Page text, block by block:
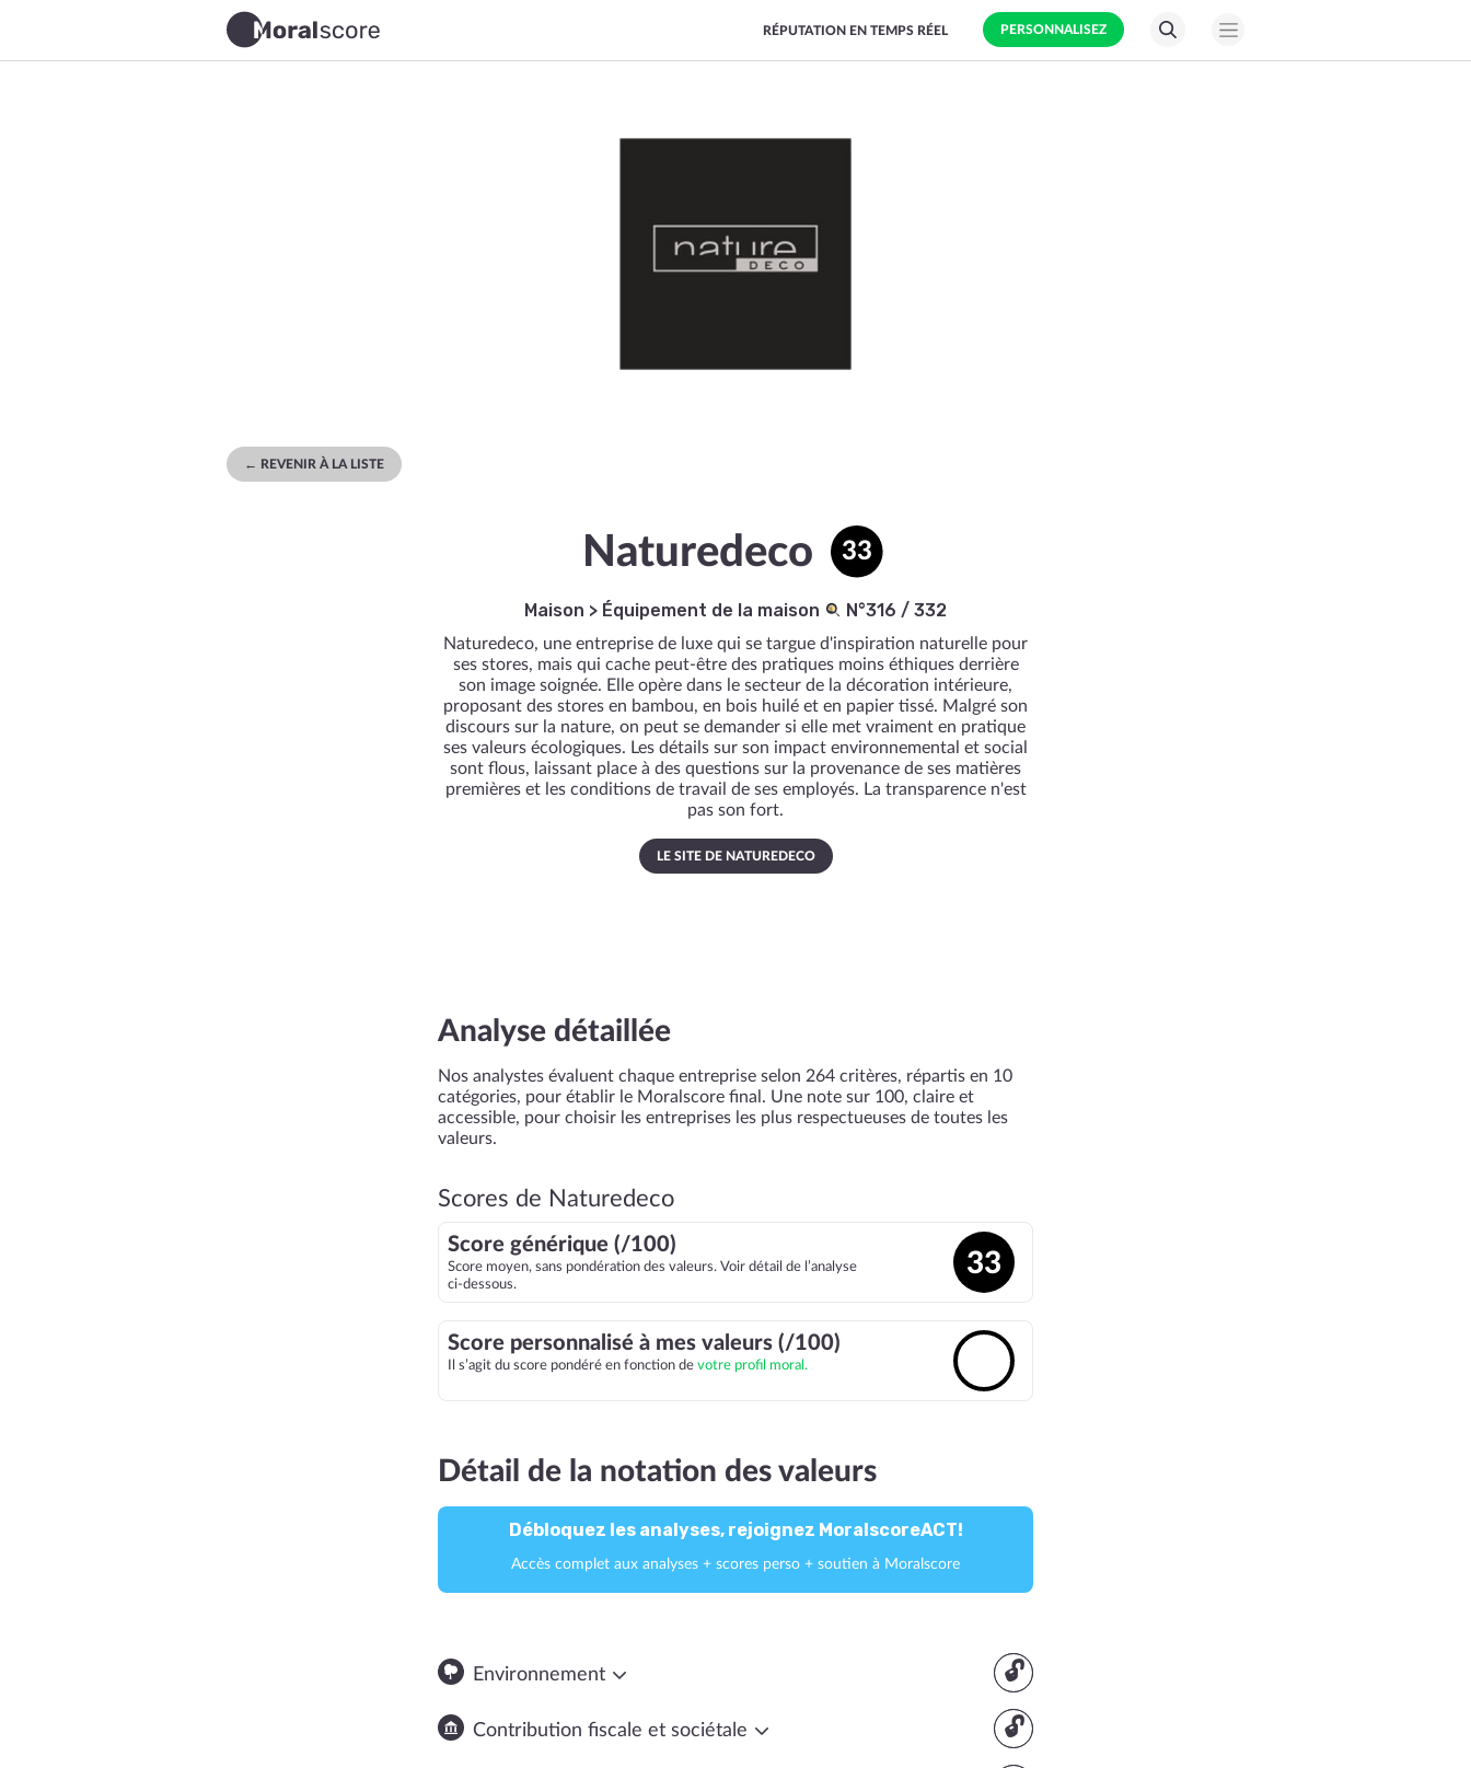
PERSONNALISEZ
RÉPUTATION EN TEMPS RÉEL
← REVENIR À LA LISTE
Naturedeco 33
Maison > Équipement de la maison N°316 / 332
Naturedeco, une entreprise de luxe qui se targue d'inspiration naturelle pour
ses stores, mais qui cache peut-être des pratiques moins éthiques derrière
son image soignée. Elle opère dans le secteur de la décoration intérieure,
proposant des stores en bambou, en bois huilé et en papier tissé. Malgré son
discours sur la nature, on peut se demander si elle met vraiment en pratique
ses valeurs écologiques. Les détails sur son impact environnemental et social
sont flous, laissant place à des questions sur la provenance de ses matières
premières et les conditions de travail de ses employés. La transparence n'est
pas son fort.
LE SITE DE NATUREDECO
Analyse détaillée
Nos analystes évaluent chaque entreprise selon 264 critères, répartis en 10
catégories, pour établir le Moralscore final. Une note sur 100, claire et
accessible, pour choisir les entreprises les plus respectueuses de toutes les
valeurs.
Scores de Naturedeco
Score générique (/100)
Score moyen, sans pondération des valeurs. Voir détail de l’analyse
ci-dessous.
33
Score personnalisé à mes valeurs (/100)
Il s’agit du score pondéré en fonction de votre profil moral.
Détail de la notation des valeurs
Débloquez les analyses, rejoignez MoralscoreACT!
Accès complet aux analyses + scores perso + soutien à Moralscore
🔓
Environnement
🔓
Contribution fiscale et sociétale